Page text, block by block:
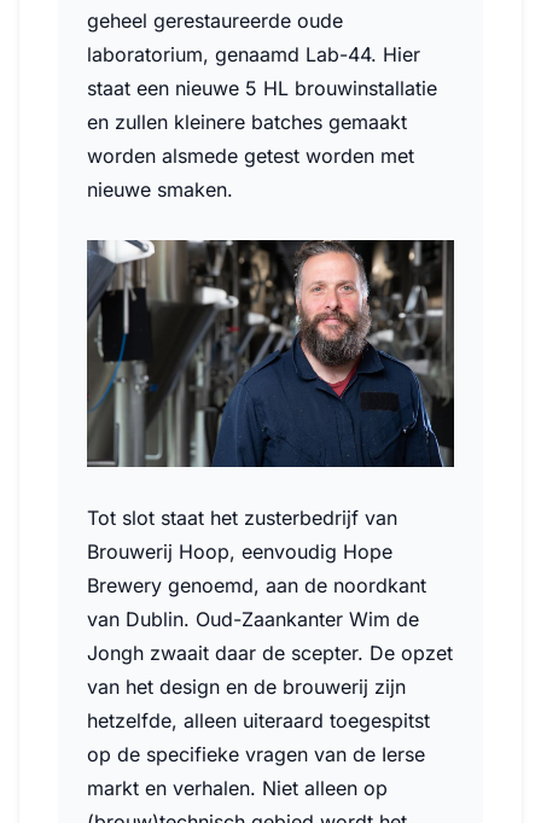
geheel gerestaureerde oude
laboratorium, genaamd Lab-44. Hier
staat een nieuwe 5 HL brouwinstallatie
en zullen kleinere batches gemaakt
worden alsmede getest worden met
nieuwe smaken.
Tot slot staat het zusterbedrijf van
Brouwerij Hoop, eenvoudig Hope
Brewery genoemd, aan de noordkant
van Dublin. Oud-Zaankanter Wim de
Jongh zwaait daar de scepter. De opzet
van het design en de brouwerij zijn
hetzelfde, alleen uiteraard toegespitst
op de specifieke vragen van de Ierse
markt en verhalen. Niet alleen op